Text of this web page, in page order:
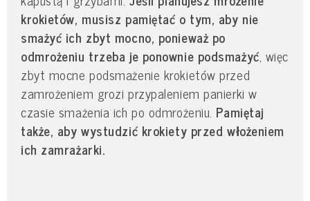
krokietów, musisz pamiętać o tym, aby nie
smażyć ich zbyt mocno, ponieważ po
odmrożeniu trzeba je ponownie podsmażyć, więc
zbyt mocne podsmażenie krokietów przed
zamrożeniem grozi przypaleniem panierki w
czasie smażenia ich po odmrożeniu. Pamiętaj
także, aby wystudzić krokiety przed włożeniem
ich zamrażarki.